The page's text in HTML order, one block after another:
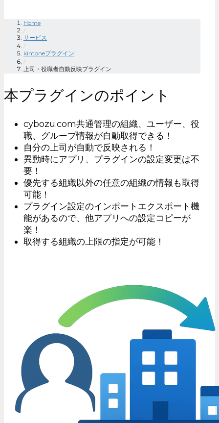
Home
/
サービス
/
kintoneプラグイン
/
上司・役職者自動反映プラグイン
本プラグインのポイント
cybozu.com共通管理の組織、ユーザー、役
職、グループ情報が自動取得できる！
自分の上司が自動で反映される！
異動時にアプリ、プラグインの設定変更は不
要！
優先する組織以外の任意の組織の情報も取得
可能！
プラグイン設定のインポートエクスポート機
能があるので、他アプリへの設定コピーが
楽！
取得する組織の上限の指定が可能！